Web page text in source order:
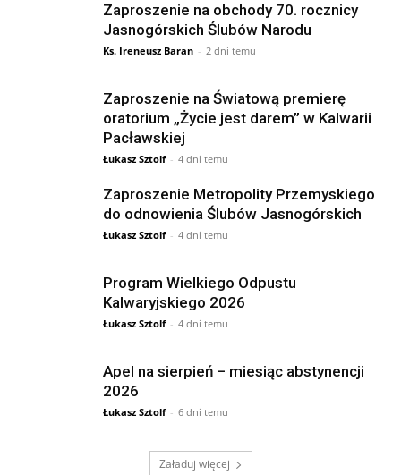
Zaproszenie na obchody 70. rocznicy
Jasnogórskich Ślubów Narodu
Ks. Ireneusz Baran - 2 dni temu
Zaproszenie na Światową premierę
oratorium „Życie jest darem” w Kalwarii
Pacławskiej
Łukasz Sztolf - 4 dni temu
Zaproszenie Metropolity Przemyskiego
do odnowienia Ślubów Jasnogórskich
Łukasz Sztolf - 4 dni temu
Program Wielkiego Odpustu
Kalwaryjskiego 2026
Łukasz Sztolf - 4 dni temu
Apel na sierpień – miesiąc abstynencji
2026
Łukasz Sztolf - 6 dni temu
Załaduj więcej